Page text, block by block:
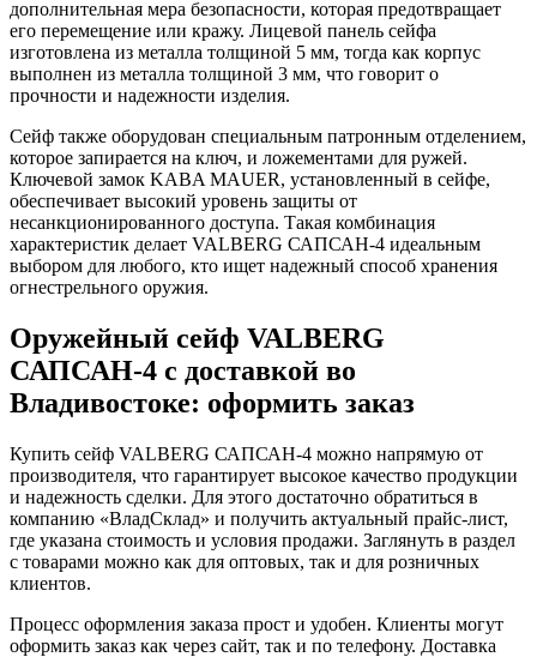
дополнительная мера безопасности, которая предотвращает
его перемещение или кражу. Лицевой панель сейфа
изготовлена из металла толщиной 5 мм, тогда как корпус
выполнен из металла толщиной 3 мм, что говорит о
прочности и надежности изделия.
Сейф также оборудован специальным патронным отделением,
которое запирается на ключ, и ложементами для ружей.
Ключевой замок KABA MAUER, установленный в сейфе,
обеспечивает высокий уровень защиты от
несанкционированного доступа. Такая комбинация
характеристик делает VALBERG САПСАН-4 идеальным
выбором для любого, кто ищет надежный способ хранения
огнестрельного оружия.
Оружейный сейф VALBERG
САПСАН-4 с доставкой во
Владивостоке: оформить заказ
Купить сейф VALBERG САПСАН-4 можно напрямую от
производителя, что гарантирует высокое качество продукции
и надежность сделки. Для этого достаточно обратиться в
компанию «ВладСклад» и получить актуальный прайс-лист,
где указана стоимость и условия продажи. Заглянуть в раздел
с товарами можно как для оптовых, так и для розничных
клиентов.
Процесс оформления заказа прост и удобен. Клиенты могут
оформить заказ как через сайт, так и по телефону. Доставка